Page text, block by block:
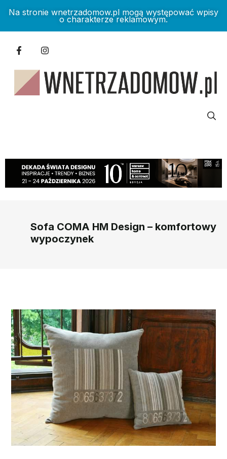
Na stronie wnetrzadomow.pl mogą występować wpisy
o charakterze reklamowym.
Sofa COMA HM Design – komfortowy
wypoczynek